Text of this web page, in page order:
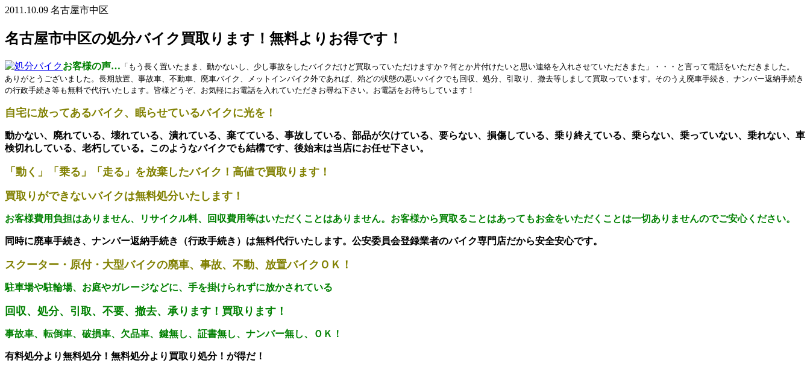
2011.10.09 名古屋市中区
名古屋市中区の処分バイク買取ります！無料よりお得です！
お客様の声… 「もう長く置いたまま、動かないし、少し事故をしたバイクだけど買取っていただけますか？何とか片付けたいと思い連絡を入れさせていただきまた」・・・と言って電話をいただきました。
ありがとうございました。長期放置、事故車、不動車、廃車バイク、メットインバイク外であれば、殆どの状態の悪いバイクでも回収、処分、引取り、撤去等しまして買取っています。そのうえ廃車手続き、ナンバー返納手続き
の行政手続き等も無料で代行いたします。皆様どうぞ、お気軽にお電話を入れていただきお尋ね下さい。お電話をお待ちしています！
自宅に放ってあるバイク、眠らせているバイクに光を！
動かない、廃れている、壊れている、潰れている、棄てている、事故している、部品が欠けている、要らない、損傷している、乗り終えている、乗らない、乗っていない、乗れない、車
検切れしている、老朽している。 このようなバイクでも結構です、後始末は当店にお任せ下さい。
「動く」「乗る」「走る」を放棄したバイク！高値で買取ります！
買取りができないバイクは無料処分いたします！
お客様費用負担はありません、リサイクル料、回収費用等はいただくことはありません。お客様から買取ることはあってもお金をいただくことは一切ありませんのでご安心ください。
同時に廃車手続き、ナンバー返納手続き（行政手続き）は無料代行いたします。公安委員会登録業者のバイク専門店だから安全安心です。
スクーター・原付・大型バイクの廃車、事故、不動、放置バイクＯＫ！
駐車場や駐輪場、お庭やガレージなどに、手を掛けられずに放かされている
回収、処分、引取、不要、撤去、承ります！買取ります！
事故車、転倒車、破損車、欠品車、鍵無し、証書無し、ナンバー無し、ＯＫ！
有料処分より無料処分！無料処分より買取り処分！が得だ！